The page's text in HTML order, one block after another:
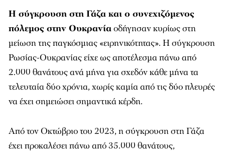
Η σύγκρουση στη Γάζα και ο συνεχιζόμενος
πόλεμος στην Ουκρανίαοδήγησαν κυρίως στη
μείωση της παγκόσμιας «ειρηνικότητας». Η σύγκρουση
Ρωσίας-Ουκρανίας είχε ως αποτέλεσμα πάνω από
2.000 θανάτους ανά μήνα για σχεδόν κάθε μήνα τα
τελευταία δύο χρόνια, χωρίς καμία από τις δύο πλευρές
να έχει σημειώσει σημαντικά κέρδη.
Από τον Οκτώβριο του 2023, η σύγκρουση στη Γάζα
έχει προκαλέσει πάνω από 35.000 θανάτους,